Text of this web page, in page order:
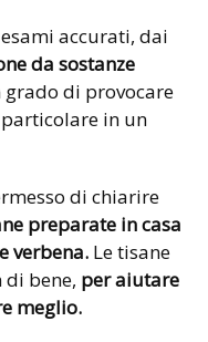
accurati, dai
da sostanze
grado di provocare
in un
di chiarire
preparate in casa
verbena. Le tisane
bene, per aiutare
meglio.